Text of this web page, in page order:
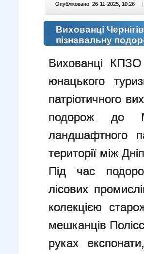
Опубліковано: 26-11-2025, 10:26 |
Вихованці
пізнавальну
Вихованці КПЗО
юнацького
патріотичного
подорож до
ландшафтного
території між
Під час
лісових
колекцією
мешканців
руках